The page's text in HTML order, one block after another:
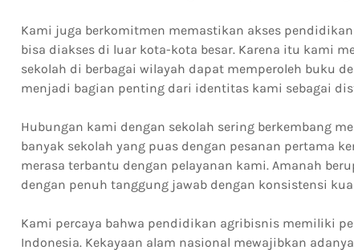
Kami juga berkomitmen memastikan akses
bisa diakses di luar kota-kota besar. Karena itu kami
sekolah di berbagai wilayah dapat memperoleh buku
menjadi bagian penting dari identitas kami sebagai
Hubungan kami dengan sekolah sering berkembang
banyak sekolah yang puas dengan pesanan pertama
merasa terbantu dengan pelayanan kami. Amanah
dengan penuh tanggung jawab dengan konsistensi
Kami percaya bahwa pendidikan agribisnis memiliki
Indonesia. Kekayaan alam nasional mewajibkan